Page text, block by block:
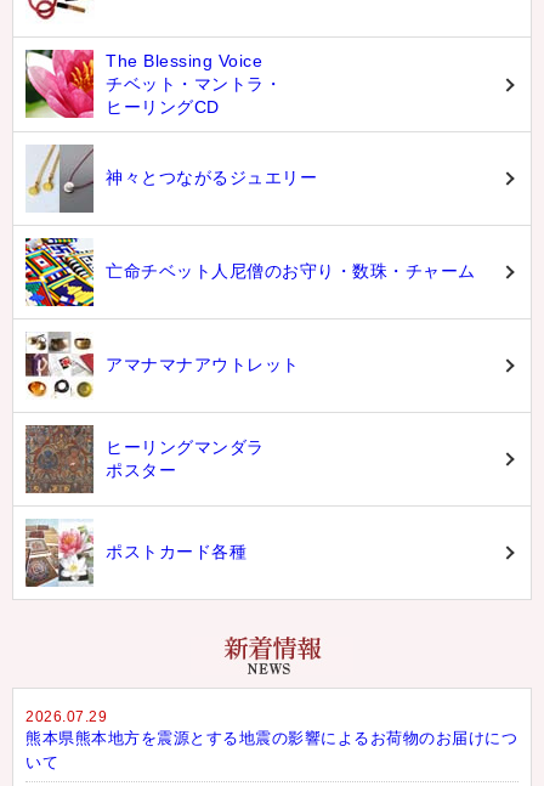
The Blessing Voice
チベット・マントラ・
ヒーリングCD
神々とつながるジュエリー
亡命チベット人尼僧のお守り・数珠・チャーム
アマナマナアウトレット
ヒーリングマンダラ
ポスター
ポストカード各種
2026.07.29
熊本県熊本地方を震源とする地震の影響によるお荷物のお届けにつ
いて